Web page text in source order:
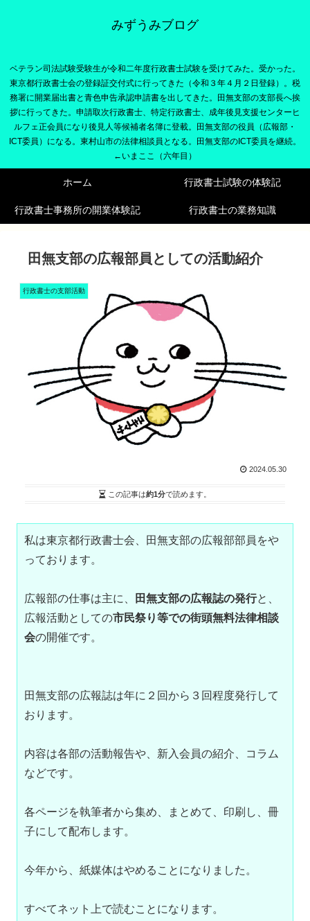
みずうみブログ
ベテラン司法試験受験生が令和二年度行政書士試験を受けてみた。受かった。
東京都行政書士会の登録証交付式に行ってきた（令和３年４月２日登録）。税
務署に開業届出書と青色申告承認申請書を出してきた。田無支部の支部長へ挨
拶に行ってきた。申請取次行政書士、特定行政書士、成年後見支援センターヒ
ルフェ正会員になり後見人等候補者名簿に登載。田無支部の役員（広報部・
ICT委員）になる。東村山市の法律相談員となる。田無支部のICT委員を継続。
←いまここ（六年目）
ホーム 行政書士試験の体験記
行政書士事務所の開業体験記 行政書士の業務知識
田無支部の広報部員としての活動紹介
行政書士の支部活動
2024.05.30
この記事は約1分で読めます。
私は東京都行政書士会、田無支部の広報部部員をや
っております。
広報部の仕事は主に、 田無支部の広報誌の発行と、
広報活動としての市民祭り等での街頭無料法律相談
会の開催です。
田無支部の広報誌は年に２回から３回程度発行して
おります。
内容は各部の活動報告や、新入会員の紹介、コラム
などです。
各ページを執筆者から集め、まとめて、印刷し、冊
子にして配布します。
今年から、紙媒体はやめることになりました。
すべてネット上で読むことになります。